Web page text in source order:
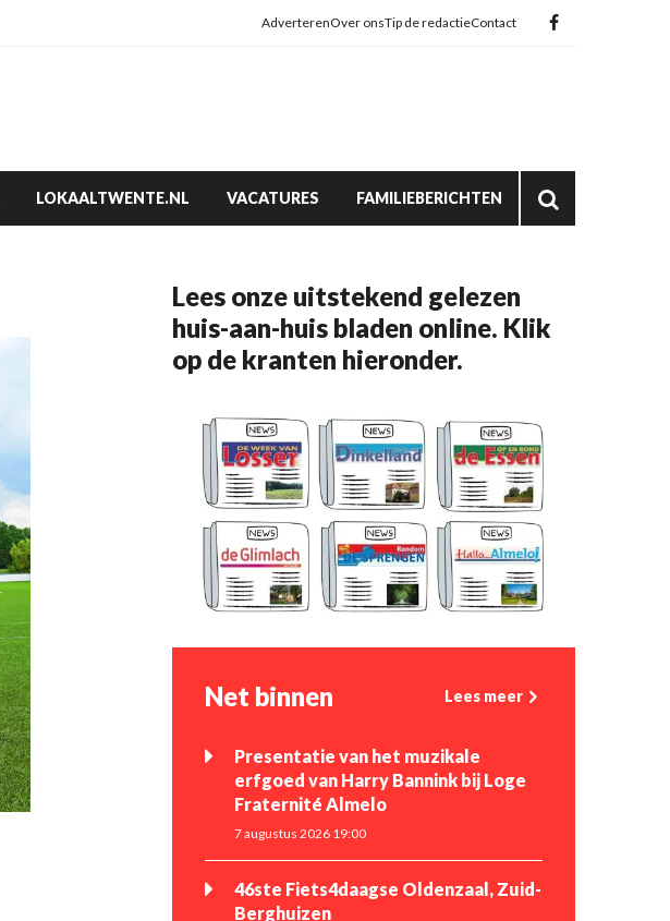
AdverterenOver onsTip de redactieContact
LOKAALTWENTE.NL VACATURES FAMILIEBERICHTEN
Lees onze uitstekend gelezen
huis-aan-huis bladen online. Klik
op de kranten hieronder.
Net binnen Lees meer
Presentatie van het muzikale
erfgoed van Harry Bannink bij Loge
Fraternité Almelo
7 augustus 2026 19:00
46ste Fiets4daagse Oldenzaal, Zuid-
Berghuizen